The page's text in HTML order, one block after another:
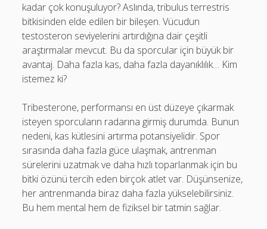
kadar çok konuşuluyor? Aslında, tribulus terrestris
bitkisinden elde edilen bir bileşen. Vücudun
testosteron seviyelerini artırdığına dair çeşitli
araştırmalar mevcut. Bu da sporcular için büyük bir
avantaj. Daha fazla kas, daha fazla dayanıklılık… Kim
istemez ki?
Tribesterone, performansı en üst düzeye çıkarmak
isteyen sporcuların radarına girmiş durumda. Bunun
nedeni, kas kütlesini artırma potansiyelidir. Spor
sırasında daha fazla güce ulaşmak, antrenman
sürelerini uzatmak ve daha hızlı toparlanmak için bu
bitki özünü tercih eden birçok atlet var. Düşünsenize,
her antrenmanda biraz daha fazla yükselebilirsiniz.
Bu hem mental hem de fiziksel bir tatmin sağlar.